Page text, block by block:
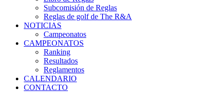
Subcomisión de Reglas
Reglas de golf de The R&A
NOTICIAS
Campeonatos
CAMPEONATOS
Ranking
Resultados
Reglamentos
CALENDARIO
CONTACTO